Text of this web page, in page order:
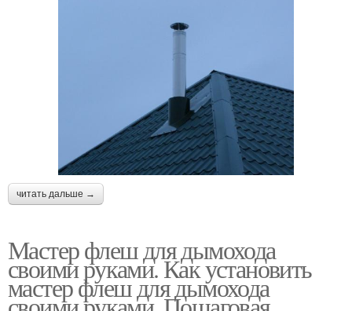
читать дальше →
Мастер флеш для дымохода
своими руками. Как установить
мастер флеш для дымохода